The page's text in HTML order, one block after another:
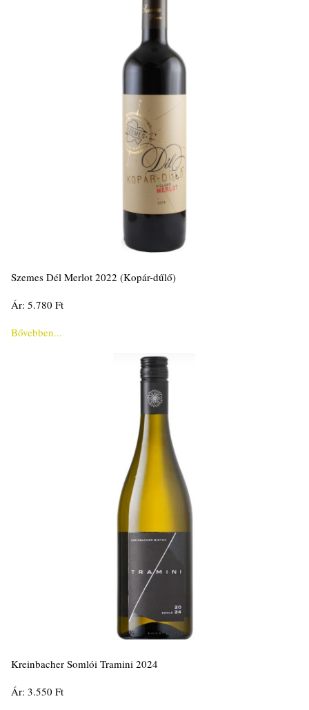
Szemes Dél Merlot 2022 (Kopár-dűlő)
Ár: 5.780 Ft
Bővebben...
Kreinbacher Somlói Tramini 2024
Ár: 3.550 Ft